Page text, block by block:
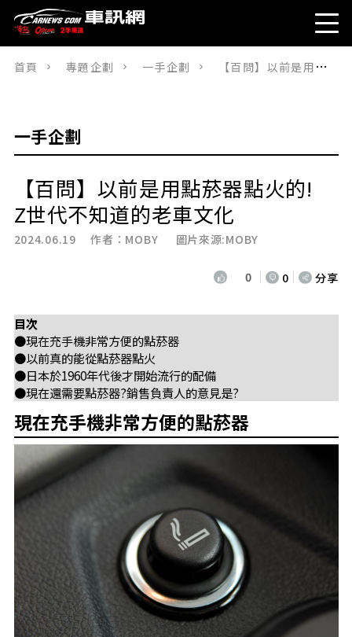
首頁 專題企劃 一手企劃 【百問】以前是用點菸器點火的!Z世代不知道的老車文化
一手企劃
【百問】以前是用點菸器點火的!
Z世代不知道的老車文化
2024.06.19 作者： MOBY 圖片來源:MOBY
0 0 分享
目次
●現在充手機非常方便的點菸器
●以前真的能從點菸器點火
●日本於1960年代後才開始流行的配備
●現在還需要點菸器?銷售負責人的意見是?
現在充手機非常方便的點菸器